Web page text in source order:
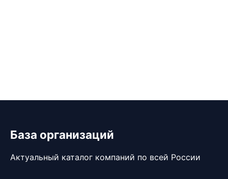
База организаций
Актуальный каталог компаний по всей России